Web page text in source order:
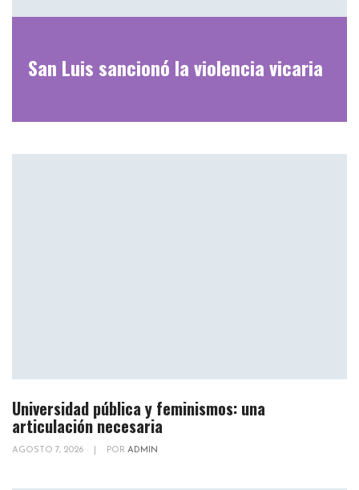
San Luis sancionó la violencia vicaria
Universidad pública y feminismos: una
articulación necesaria
AGOSTO 7, 2026 POR ADMIN